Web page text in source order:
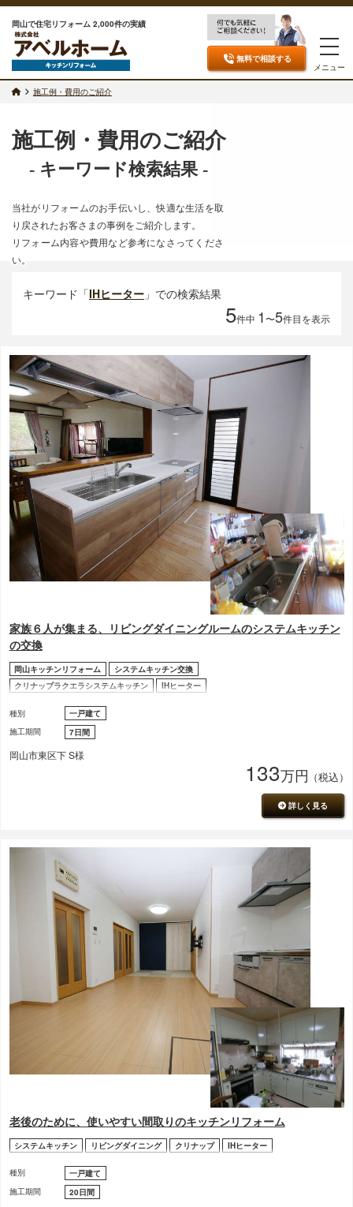
岡山で住宅リフォーム 2,000件の実績
無料で相談する
メニュー
施工例・費用のご紹介
施工例・費用のご紹介
- キーワード検索結果 -
当社がリフォームのお手伝いし、快適な生活を取
り戻されたお客さまの事例をご紹介します。
リフォーム内容や費用など参考になさってくださ
い。
キーワード「IHヒーター 」での検索結果
5件中 1〜5件目を表示
家族６人が集まる、リビングダイニングルームのシステムキッチン
の交換
岡山キッチンリフォーム
システムキッチン交換
クリナップラクエラシステムキッチン
IHヒーター
種別
一戸建て
施工期間
7日間
岡山市東区下 S様
133万円 （税込）
詳しく見る
老後のために、使いやすい間取りのキッチンリフォーム
システムキッチン リビングダイニング クリナップ IHヒーター
種別
一戸建て
施工期間
20日間